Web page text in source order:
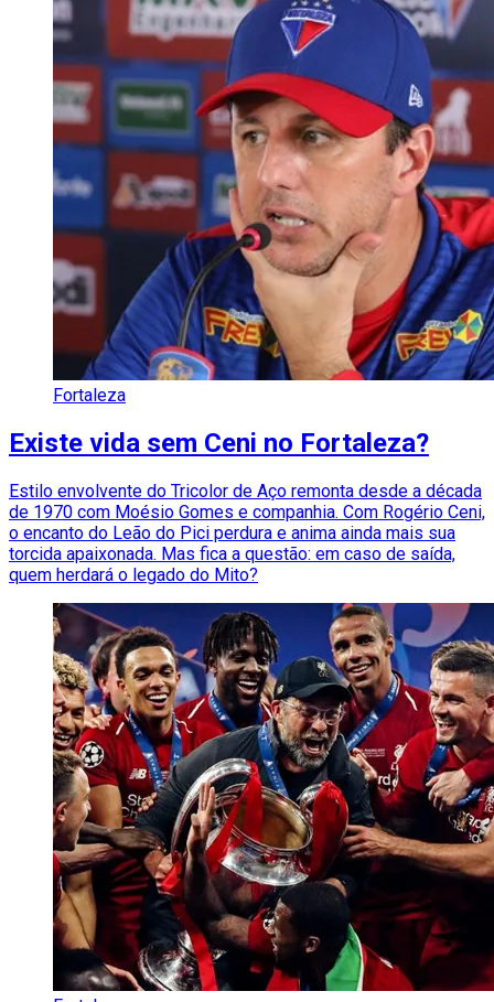
Fortaleza
Existe vida sem Ceni no Fortaleza?
Estilo envolvente do Tricolor de Aço remonta desde a década
de 1970 com Moésio Gomes e companhia. Com Rogério Ceni,
o encanto do Leão do Pici perdura e anima ainda mais sua
torcida apaixonada. Mas fica a questão: em caso de saída,
quem herdará o legado do Mito?